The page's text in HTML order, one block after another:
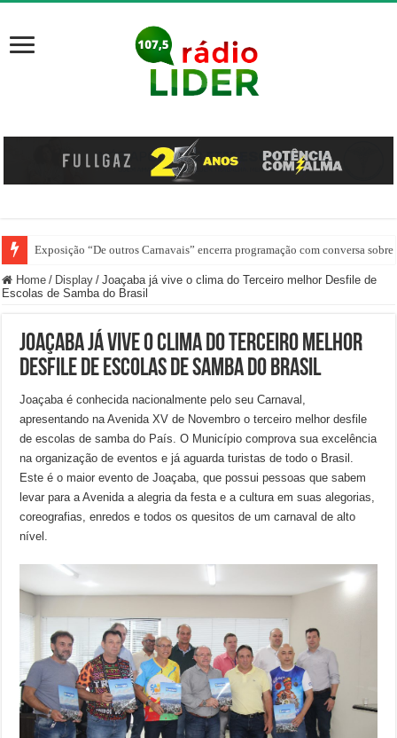
Exposição “De outros Carnavais” encerra programação com conversa
Saúde de Joaçaba oferece cirurgia para língua presa pela rede pública
Home / Display / Joaçaba já vive o clima do Terceiro melhor Desfile de
Escolas de Samba do Brasil
Joaçaba já vive o clima do Terceiro melhor
Desfile de Escolas de Samba do Brasil
Joaçaba é conhecida nacionalmente pelo seu Carnaval,
apresentando na Avenida XV de Novembro o terceiro melhor desfile
de escolas de samba do País. O Município comprova sua excelência
na organização de eventos e já aguarda turistas de todo o Brasil.
Este é o maior evento de Joaçaba, que possui pessoas que sabem
levar para a Avenida a alegria da festa e a cultura em suas alegorias,
coreografias, enredos e todos os quesitos de um carnaval de alto
nível.